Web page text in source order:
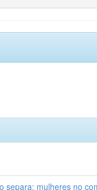
separa: mulheres no